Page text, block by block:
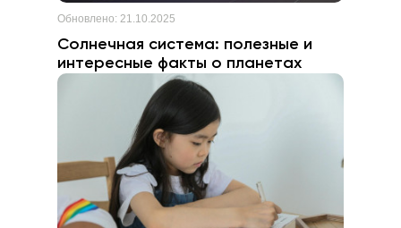
Обновлено: 21.10.2025
Солнечная система: полезные и
интересные факты о планетах